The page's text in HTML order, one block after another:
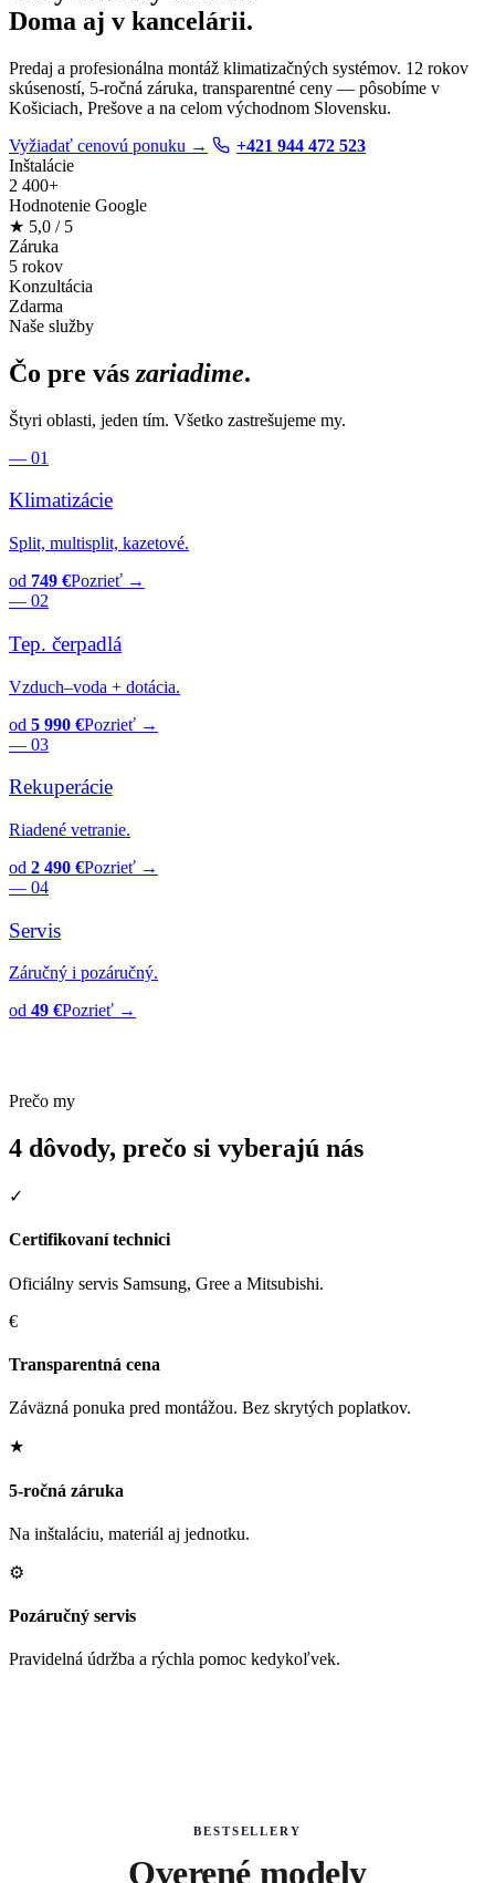
Doma aj v kancelárii.
Predaj a profesionálna montáž klimatizačných systémov. 12 rokov
skúseností, 5-ročná záruka, transparentné ceny — pôsobíme v
Košiciach, Prešove a na celom východnom Slovensku.
Vyžiadať cenovú ponuku →
+421 944 472 523
Inštalácie
2 400+
Hodnotenie Google
★ 5,0 / 5
Záruka
5 rokov
Konzultácia
Zdarma
Naše služby
Čo pre vás zariadime.
Štyri oblasti, jeden tím. Všetko zastrešujeme my.
— 01
Klimatizácie
Split, multisplit, kazetové.
od 749 €Pozrieť →
— 02
Tep. čerpadlá
Vzduch–voda + dotácia.
od 5 990 €Pozrieť →
— 03
Rekuperácie
Riadené vetranie.
od 2 490 €Pozrieť →
— 04
Servis
Záručný i pozáručný.
od 49 €Pozrieť →
Prečo my
4 dôvody, prečo si vyberajú nás
✓
Certifikovaní technici
Oficiálny servis Samsung, Gree a Mitsubishi.
€
Transparentná cena
Záväzná ponuka pred montážou. Bez skrytých poplatkov.
★
5-ročná záruka
Na inštaláciu, materiál aj jednotku.
⚙
Pozáručný servis
Pravidelná údržba a rýchla pomoc kedykoľvek.
BESTSELLERY
Overené modely